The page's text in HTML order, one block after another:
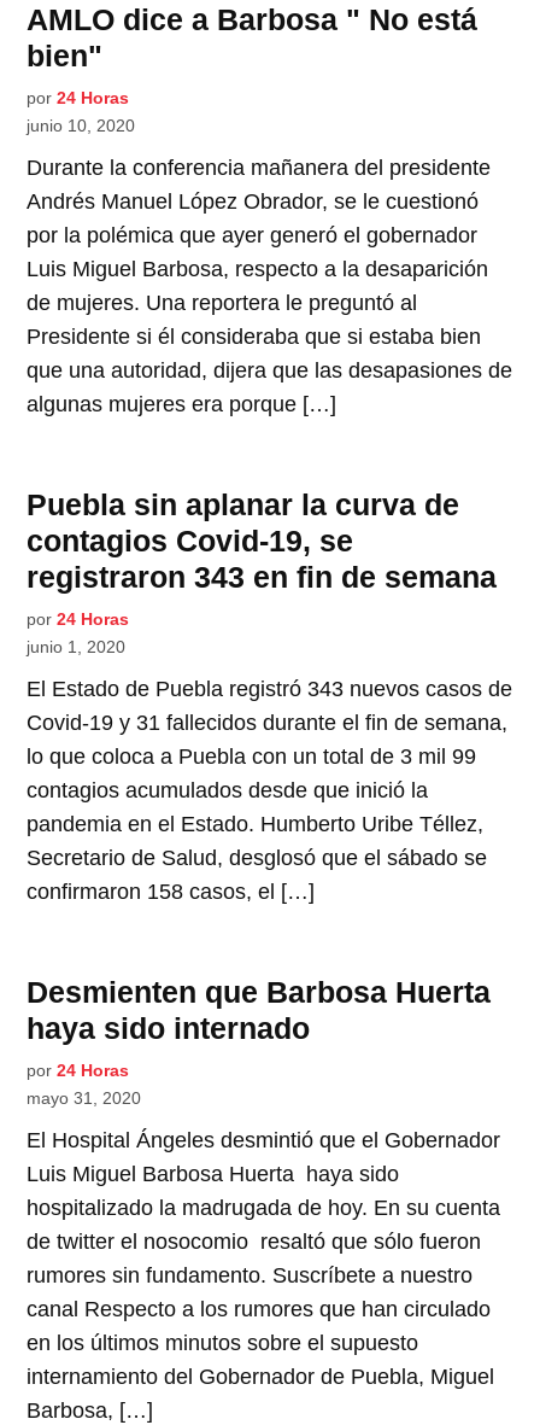
AMLO dice a Barbosa " No está
bien"
por 24 Horas
junio 10, 2020
Durante la conferencia mañanera del presidente
Andrés Manuel López Obrador, se le cuestionó
por la polémica que ayer generó el gobernador
Luis Miguel Barbosa, respecto a la desaparición
de mujeres. Una reportera le preguntó al
Presidente si él consideraba que si estaba bien
que una autoridad, dijera que las desapasiones de
algunas mujeres era porque […]
Puebla sin aplanar la curva de
contagios Covid-19, se
registraron 343 en fin de semana
por 24 Horas
junio 1, 2020
El Estado de Puebla registró 343 nuevos casos de
Covid-19 y 31 fallecidos durante el fin de semana,
lo que coloca a Puebla con un total de 3 mil 99
contagios acumulados desde que inició la
pandemia en el Estado. Humberto Uribe Téllez,
Secretario de Salud, desglosó que el sábado se
confirmaron 158 casos, el […]
Desmienten que Barbosa Huerta
haya sido internado
por 24 Horas
mayo 31, 2020
El Hospital Ángeles desmintió que el Gobernador
Luis Miguel Barbosa Huerta haya sido
hospitalizado la madrugada de hoy. En su cuenta
de twitter el nosocomio resaltó que sólo fueron
rumores sin fundamento. Suscríbete a nuestro
canal Respecto a los rumores que han circulado
en los últimos minutos sobre el supuesto
internamiento del Gobernador de Puebla, Miguel
Barbosa, […]